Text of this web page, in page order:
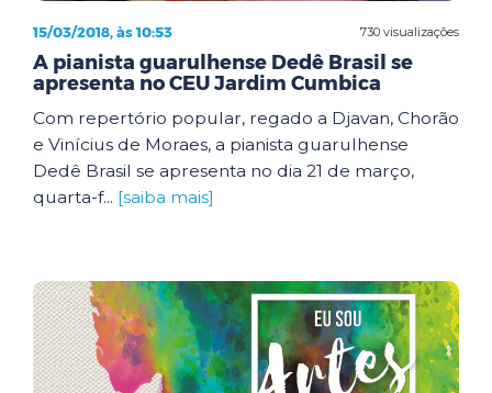
730 visualizações
15/03/2018, às 10:53
A pianista guarulhense Dedê Brasil se
apresenta no CEU Jardim Cumbica
Com repertório popular, regado a Djavan, Chorão
e Vinícius de Moraes, a pianista guarulhense
Dedê Brasil se apresenta no dia 21 de março,
quarta-f... [saiba mais]